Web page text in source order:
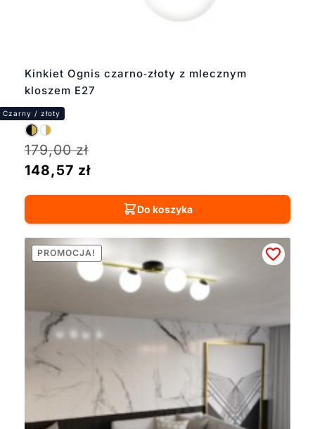
Kinkiet Ognis czarno‑złoty z mlecznym
kloszem E27
179,00zł
148,57 zł
Do koszyka
PROMOCJA!